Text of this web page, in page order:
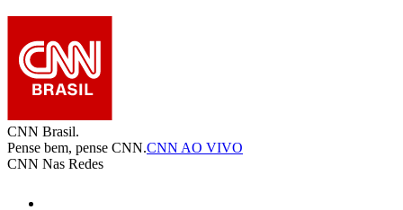
CNN Brasil.
Pense bem, pense CNN.CNN AO VIVO
CNN Nas Redes